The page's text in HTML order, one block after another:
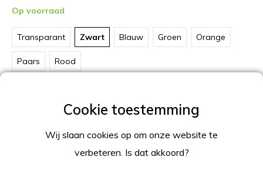
Op voorraad
Transparant Zwart Blauw Groen Orange
Paars Rood
TOEVOEGEN AAN WINKELWAGEN
DIRECT BETALEN
Wij slaan cookies op om onze website te
verbeteren. Is dat akkoord?